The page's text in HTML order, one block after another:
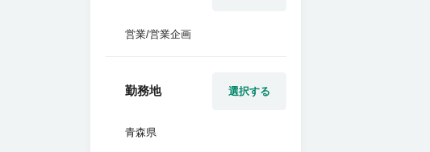
営業/営業企画
選択する
勤務地
青森県